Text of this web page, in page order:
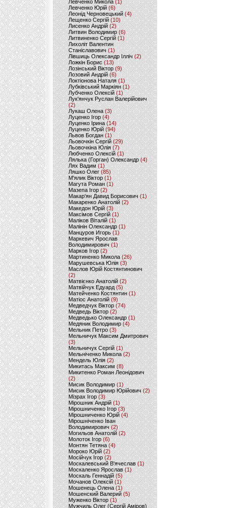
Левченко Микола (1)
Левченко Юрій (6)
Леонід Черновецький (4)
Лещенко Сергій (10)
Лисенко Андрій (2)
Литвин Володимир (6)
Литвиненко Сергій (1)
Лихоліт Валентин
Станіславович (1)
Лівшиць Олександр Ілліч (2)
Ложкін Борис(13)
Лозінський Віктор(9)
Лозовий Андрій (6)
Локтіонова Наталя (1)
Лубківський Маркіян(1)
Лубченко Олексій (1)
Лук'янчук Руслан Валерійович
(2)
Лукаш Олена (3)
Луценко Ігор (4)
Луценко Ірина (14)
Луценко Юрій (94)
Львов Богдан (1)
Льовочкін Сергій (29)
Льовочкіна Юлія(7)
Любченко Олексій(1)
Лялька (Горган) Олександр(4)
Лях Вадим (1)
Ляшко Олег (85)
М'ялик Віктор(1)
Магута Роман(1)
Мазепа Ігор (2)
Макар'ян Давид Борисович(1)
Макаренко Анатолій (2)
Македон Юрій(3)
Максімов Сергій (1)
Маліков Віталій (1)
Малінін Олександр (1)
Манцуров Игорь (1)
Маркевич Ярослав
Володимирович (1)
Марков Ігор (2)
Мартиненко Микола (26)
Марушевська Юлія (3)
Маслов Юрій Костянтинович
(2)
Матвієнко Анатолій (2)
Матвійчук Едуард(5)
Матейченко Костянтин (1)
Матіос Анатолій (9)
Медведчук Віктор(74)
Медведь Віктор (2)
Медведько Олександр (1)
Медяник Володимир(4)
Мельник Петро (3)
Мельничук Максим Дмитрович
(3)
Мельничук Сергій (1)
Мельніченко Микола (2)
Мендель Юлія (2)
Микитась Максим (8)
Микитенко Роман Леонідович
(2)
Мисик Володимир (1)
Мисик Володимир Юрійович(2)
Мізрах Ігор(3)
Мірошник Андрій(1)
Мірошниченко Ігор (3)
Мірошниченко Юрій(4)
Мірошніченко Іван
Володимирович (2)
Могильов Анатолій (2)
Молоток Ігор (6)
Монтян Тетяна (4)
Мороко Юрій(2)
Мосійчук Ігор (2)
Москалевський В'ячеслав (1)
Москаленко Ярослав (1)
Москаль Геннадій (5)
Мочанов Олексій(1)
Мошенець Олена(1)
Мошенский Валерий (5)
Муженко Віктор (1)
Мужчиль Олег (Сергій Аміров)